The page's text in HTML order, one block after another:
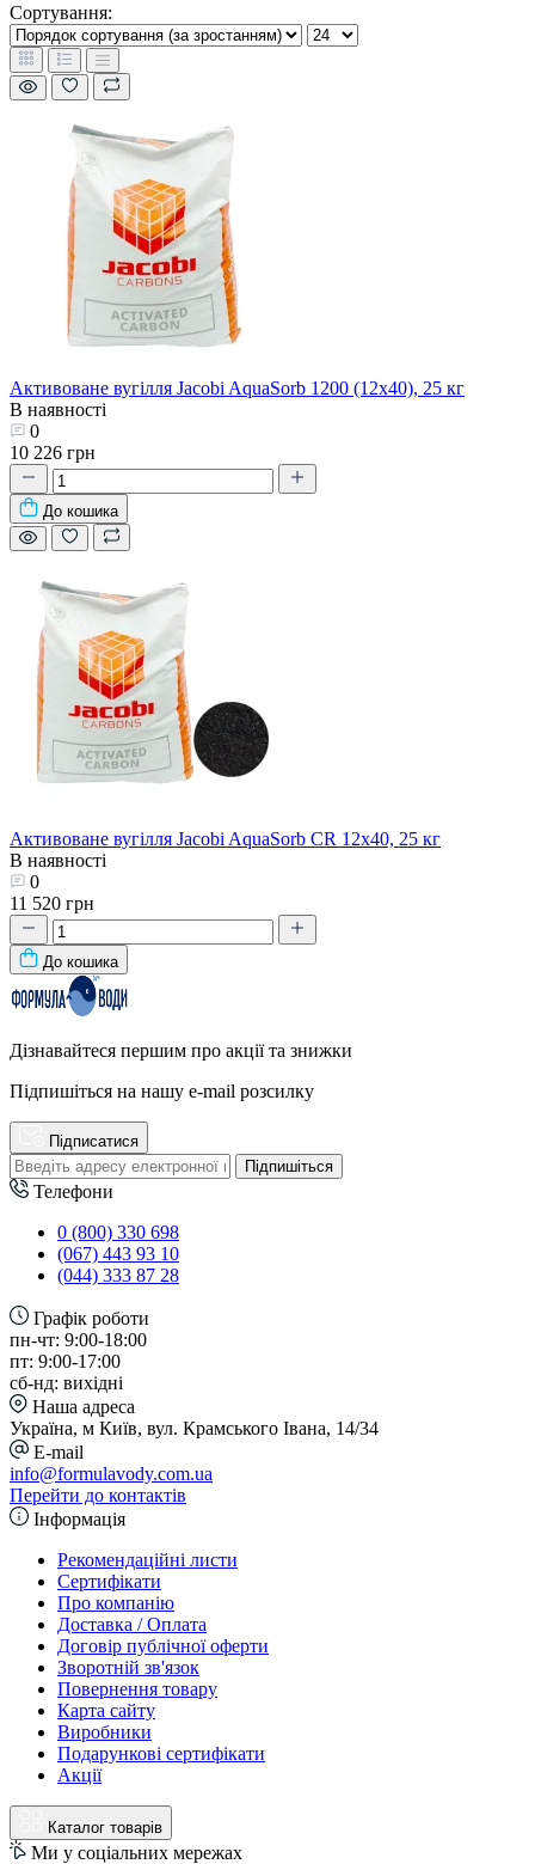
Сортування:
Активоване вугілля Jacobi AquaSorb 1200 (12х40), 25 кг
В наявності
0
10 226 грн
До кошика
Активоване вугілля Jacobi AquaSorb СR 12х40, 25 кг
В наявності
0
11 520 грн
До кошика
Дізнавайтеся першим про акції та знижки
Підпишіться на нашу e-mail розсилку
Підписатися
Підпишіться
Телефони
0 (800) 330 698
(067) 443 93 10
(044) 333 87 28
Графік роботи
пн-чт: 9:00-18:00
пт: 9:00-17:00
сб-нд: вихідні
Наша адреса
Україна, м Київ, вул. Крамського Івана, 14/34
E-mail
info@formulavody.com.ua
Перейти до контактів
Інформація
Рекомендаційні листи
Сертифікати
Про компанію
Доставка / Оплата
Договір публічної оферти
Зворотній зв'язок
Повернення товару
Карта сайту
Виробники
Подарункові сертифікати
Акції
Каталог товарів
Ми у соціальних мережах